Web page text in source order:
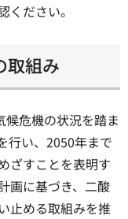
ください。
取組み
危機の状況を踏ま
行い、2050年まで
ざすことを表明す
画に基づき、二酸
止める取組みを推